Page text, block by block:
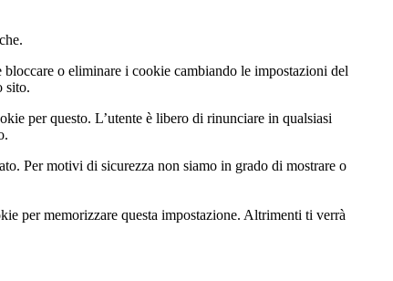
o eliminare i cookie cambiando le impostazioni del
sito.
per questo. L’utente è libero di rinunciare in qualsiasi
Per motivi di sicurezza non siamo in grado di mostrare o
per memorizzare questa impostazione. Altrimenti ti verrà